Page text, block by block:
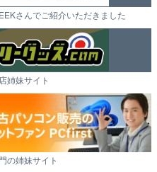
さんでご紹介いただきました
姉妹サイト
の姉妹サイト